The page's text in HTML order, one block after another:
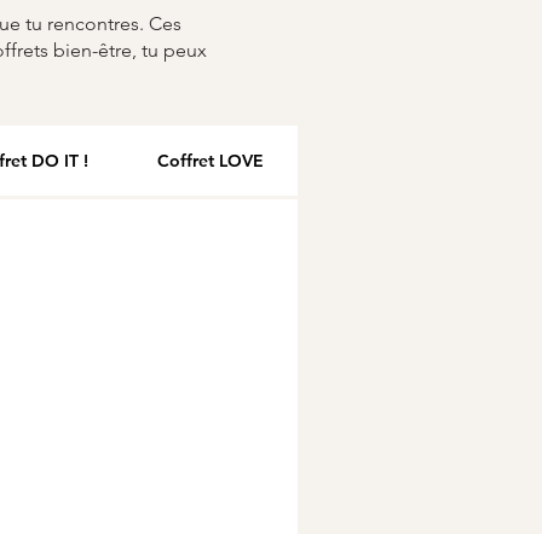
tu rencontres. Ces
bien-être, tu peux
DO IT ! Coffret LOVE